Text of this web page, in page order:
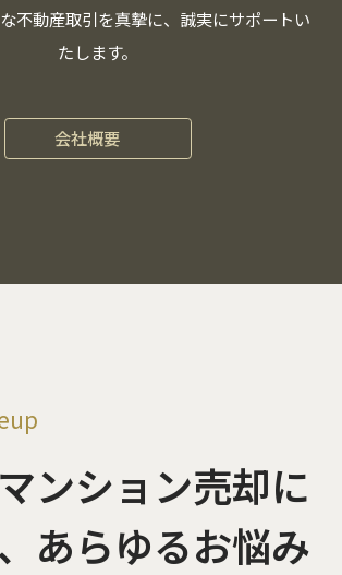
不動産取引を真摯に、誠実にサポートい
たします。
会社概要
ンション売却に
あらゆるお悩み